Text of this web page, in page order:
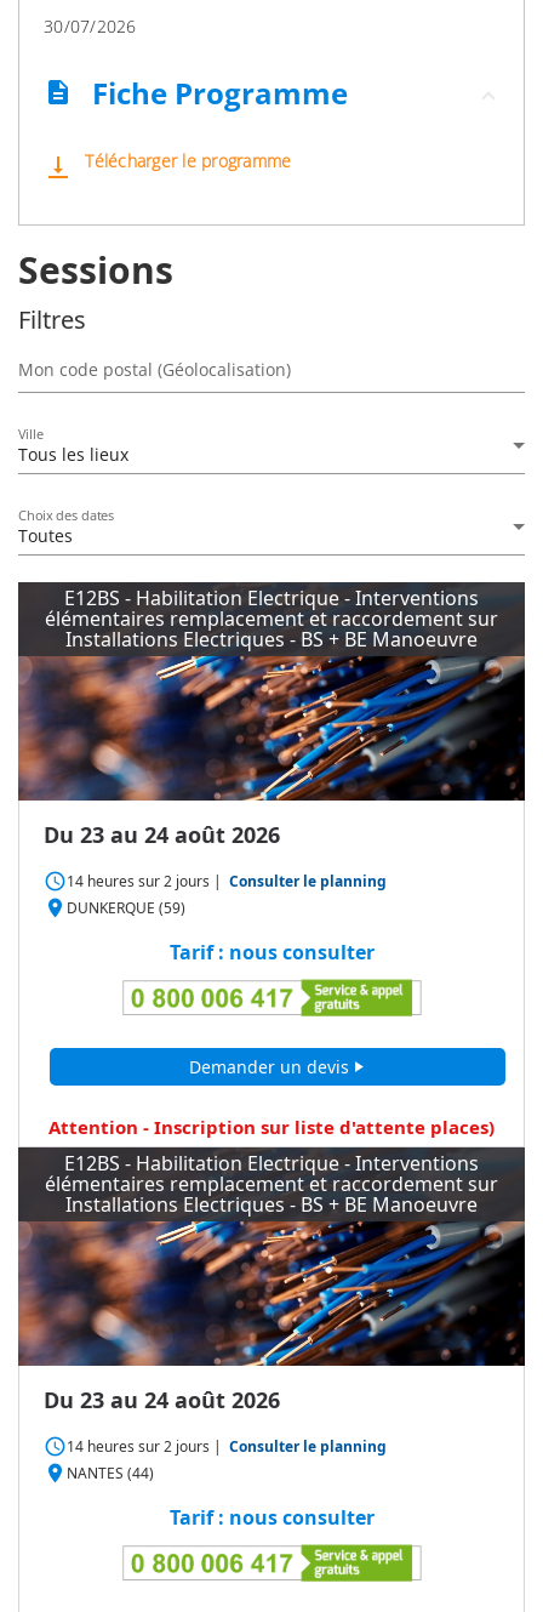
30/07/2026
description Fiche Programme
vertical_align_bottom Télécharger le programme
Sessions
Filtres
Mon code postal (Géolocalisation)
Ville
Tous les lieux
Choix des dates
Toutes
E12BS - Habilitation Electrique - Interventions
élémentaires remplacement et raccordement sur
Installations Electriques - BS + BE Manoeuvre
Du 23 au 24 août 2026
access_time14 heures sur2 jours | Consulter le planning
place DUNKERQUE (59)
Tarif : nous consulter
Demander un devis play_arrow
Attention - Inscription sur liste d'attente places)
E12BS - Habilitation Electrique - Interventions
élémentaires remplacement et raccordement sur
Installations Electriques - BS + BE Manoeuvre
Du 23 au 24 août 2026
access_time14 heures sur2 jours | Consulter le planning
place NANTES (44)
Tarif : nous consulter